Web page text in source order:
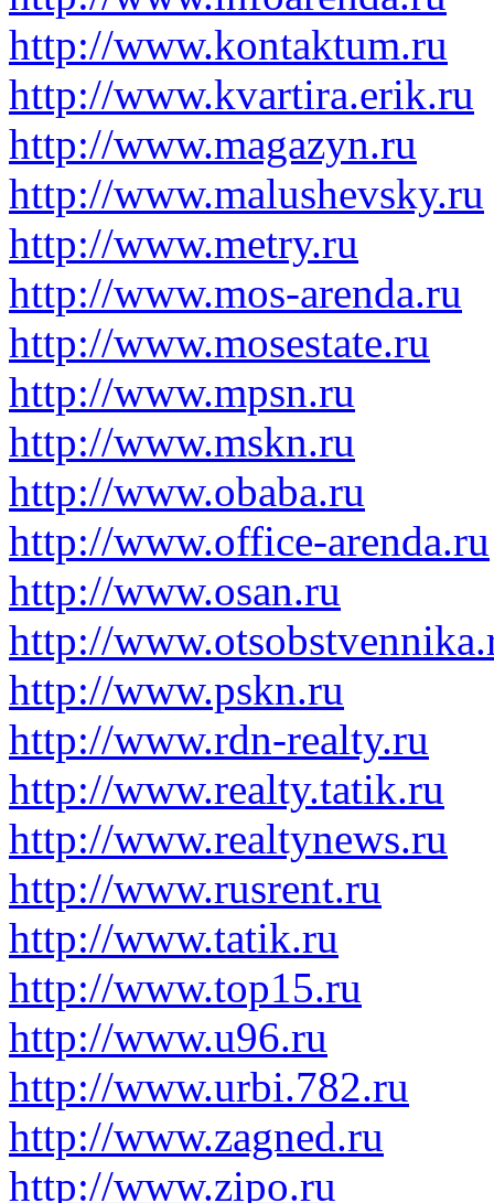
http://www.kontaktum.ru
http://www.kvartira.erik.ru
http://www.magazyn.ru
http://www.malushevsky.ru
http://www.metry.ru
http://www.mos-arenda.ru
http://www.mosestate.ru
http://www.mpsn.ru
http://www.mskn.ru
http://www.obaba.ru
http://www.office-arenda.ru
http://www.osan.ru
http://
http://www.pskn.ru
http://www.rdn-realty.ru
http://www.realty.tatik.ru
http://www.realtynews.ru
http://www.rusrent.ru
http://www.tatik.ru
http://www.top15.ru
http://www.u96.ru
http://www.urbi.782.ru
http://www.zagned.ru
http://www.zipo.ru